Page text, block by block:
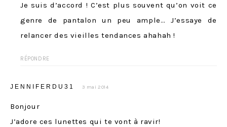
Je suis d’accord ! C’est plus souvent qu’on voit ce
genre de pantalon un peu ample… J’essaye de
relancer des vieilles tendances ahahah !
RÉPONDRE
JENNIFERDU31 3 mai 2014
Bonjour
J’adore ces lunettes qui te vont à ravir!